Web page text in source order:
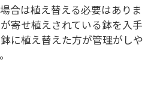
合は植え替える必要はありま
寄せ植えされている鉢を入手
に植え替えた方が管理がしや